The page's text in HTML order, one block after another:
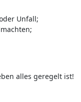
Unfall;
alles geregelt ist!